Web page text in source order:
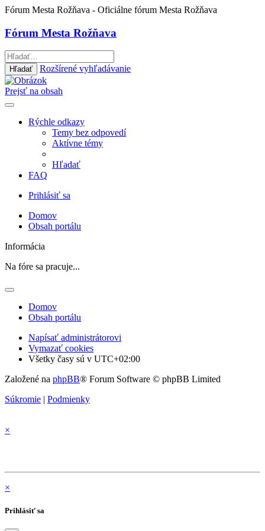
Fórum Mesta Rožňava - Oficiálne fórum Mesta Rožňava
Fórum Mesta Rožňava
Hľadať Rozšírené vyhľadávanie
Prejsť na obsah
Rýchle odkazy
Temy bez odpovedí
Aktívne témy
Hľadať
FAQ
Prihlásiť sa
Domov
Obsah portálu
Informácia
Na fóre sa pracuje...
Domov
Obsah portálu
Napísať administrátorovi
Vymazať cookies
Všetky časy sú v UTC+02:00
Založené na phpBB® Forum Software © phpBB Limited
Súkromie | Podmienky
×
×
Prihlásiť sa